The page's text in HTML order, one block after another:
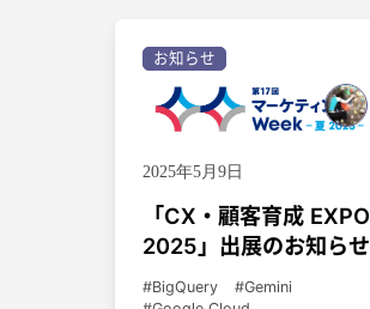
お知らせ
2025年5月9日
「CX・顧客育成 EXPO
2025」出展のお知らせ
BigQuery
Gemini